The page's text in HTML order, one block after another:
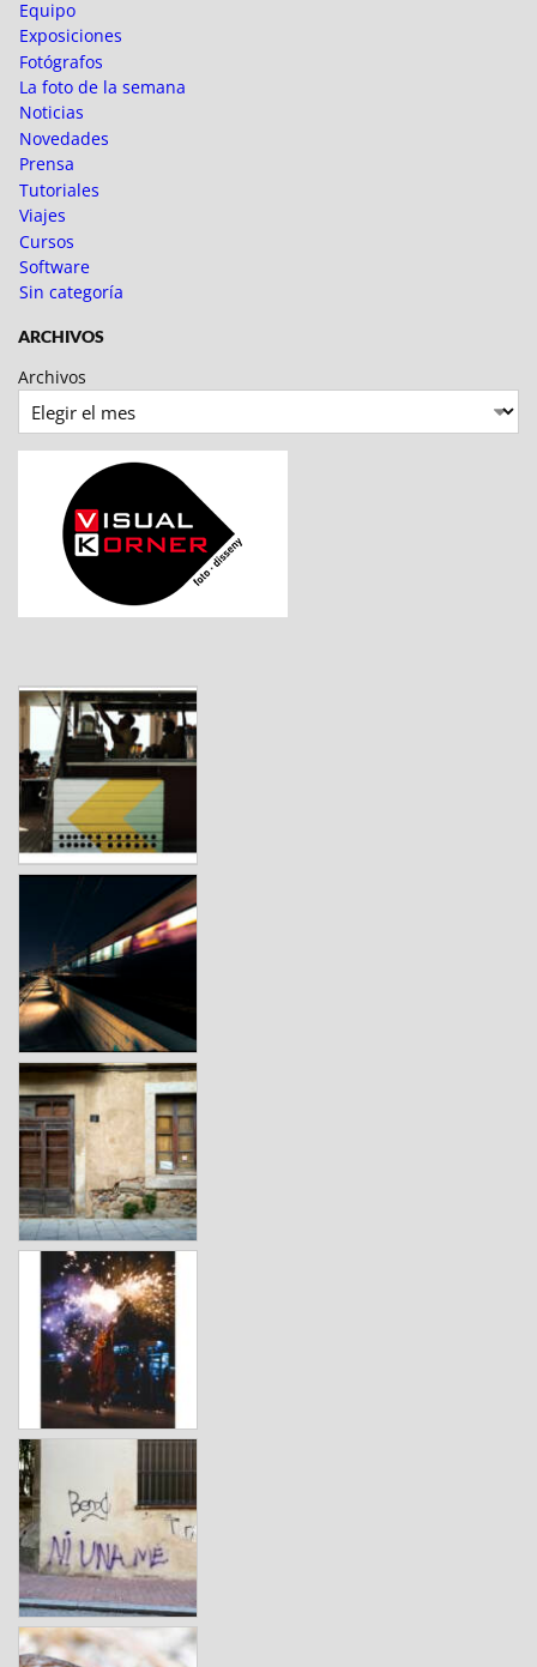
Equipo
Exposiciones
Fotógrafos
La foto de la semana
Noticias
Novedades
Prensa
Tutoriales
Viajes
Cursos
Software
Sin categoría
ARCHIVOS
Archivos